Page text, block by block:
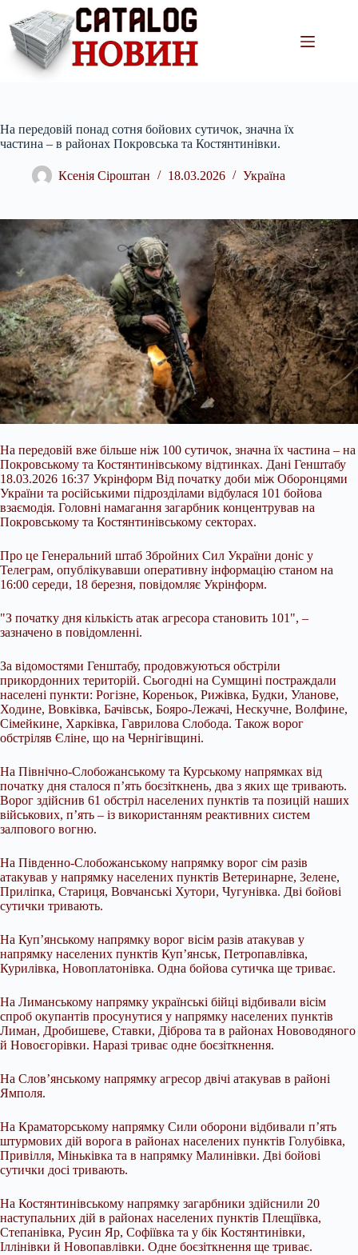
вмісту
На передовій понад сотня бойових сутичок, значна їх
частина – в районах Покровська та Костянтинівки.
Ксенія Сіроштан 18.03.2026 Україна
На передовій вже більше ніж 100 сутичок, значна їх частина – на
Покровському та Костянтинівському відтинках. Дані Генштабу
18.03.2026 16:37 Укрінформ Від початку доби між Оборонцями
України та російськими підрозділами відбулася 101 бойова
взаємодія. Головні намагання загарбник концентрував на
Покровському та Костянтинівському секторах.
Про це Генеральний штаб Збройних Сил України доніс у
Телеграм, опублікувавши оперативну інформацію станом на
16:00 середи, 18 березня, повідомляє Укрінформ.
"З початку дня кількість атак агресора становить 101", –
зазначено в повідомленні.
За відомостями Генштабу, продовжуються обстріли
прикордонних територій. Сьогодні на Сумщині постраждали
населені пункти: Рогізне, Кореньок, Рижівка, Будки, Уланове,
Ходине, Вовківка, Бачівськ, Бояро-Лежачі, Нескучне, Волфине,
Сімейкине, Харківка, Гаврилова Слобода. Також ворог
обстріляв Єліне, що на Чернігівщині.
На Північно-Слобожанському та Курському напрямках від
початку дня сталося п’ять боєзіткнень, два з яких ще тривають.
Ворог здійснив 61 обстріл населених пунктів та позицій наших
військових, п’ять – із використанням реактивних систем
залпового вогню.
На Південно-Слобожанському напрямку ворог сім разів
атакував у напрямку населених пунктів Ветеринарне, Зелене,
Приліпка, Стариця, Вовчанські Хутори, Чугунівка. Дві бойові
сутички тривають.
На Куп’янському напрямку ворог вісім разів атакував у
напрямку населених пунктів Куп’янськ, Петропавлівка,
Курилівка, Новоплатонівка. Одна бойова сутичка ще триває.
На Лиманському напрямку українські бійці відбивали вісім
спроб окупантів просунутися у напрямку населених пунктів
Лиман, Дробишеве, Ставки, Діброва та в районах Нововодяного
й Новоєгорівки. Наразі триває одне боєзіткнення.
На Слов’янському напрямку агресор двічі атакував в районі
Ямполя.
На Краматорському напрямку Сили оборони відбивали п’ять
штурмових дій ворога в районах населених пунктів Голубівка,
Привілля, Міньківка та в напрямку Малинівки. Дві бойові
сутички досі тривають.
На Костянтинівському напрямку загарбники здійснили 20
наступальних дій в районах населених пунктів Плещіївка,
Степанівка, Русин Яр, Софіївка та у бік Костянтинівки,
Іллінівки й Новопавлівки. Одне боєзіткнення ще триває.